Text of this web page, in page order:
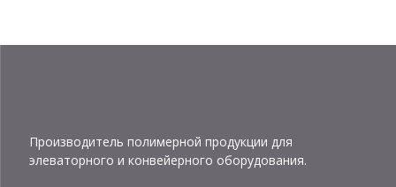
Производитель полимерной продукции для
элеваторного и конвейерного оборудования.